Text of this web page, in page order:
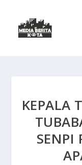
KEPALA
SENPI